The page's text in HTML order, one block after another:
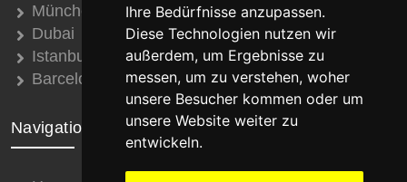
Ihre Bedürfnisse anzupassen.
Diese Technologien nutzen wir
außerdem, um Ergebnisse zu
messen, um zu verstehen, woher
unsere Besucher kommen oder um
unsere Website weiter zu
entwickeln.
München
Dubai
Istanbul
Barcelona
Navigation